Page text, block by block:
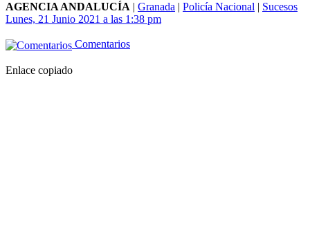
AGENCIA ANDALUCÍA | Granada | Policía Nacional | Sucesos
Lunes, 21 Junio 2021 a las 1:38 pm
Comentarios
Enlace copiado